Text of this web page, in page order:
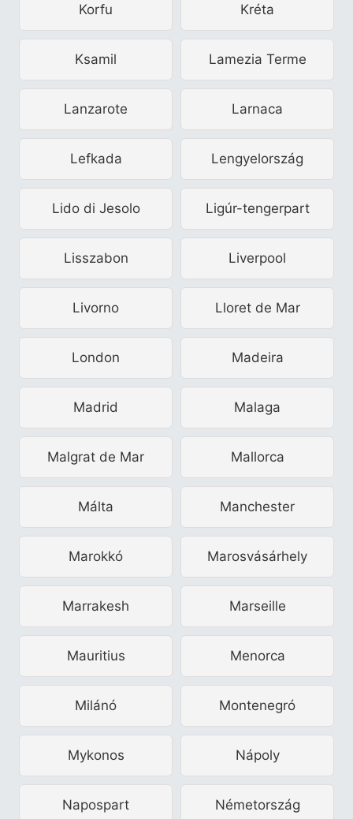
Korfu Kréta
Ksamil Lamezia Terme
Lanzarote Larnaca
Lefkada Lengyelország
Lido di Jesolo Ligúr-tengerpart
Lisszabon Liverpool
Livorno Lloret de Mar
London Madeira
Madrid Malaga
Malgrat de Mar Mallorca
Málta Manchester
Marokkó Marosvásárhely
Marrakesh Marseille
Mauritius Menorca
Milánó Montenegró
Mykonos Nápoly
Napospart Németország